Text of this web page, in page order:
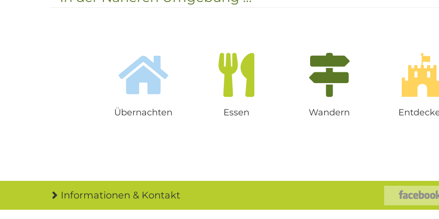
aussichtsreicher Lage an einem sehr sonnigen
Übernachten Essen Wandern
Informationen & Kontakt